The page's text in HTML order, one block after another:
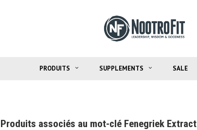
PRODUITS SUPPLEMENTS SALE
Produits associés au mot-clé Fenegriek Extract